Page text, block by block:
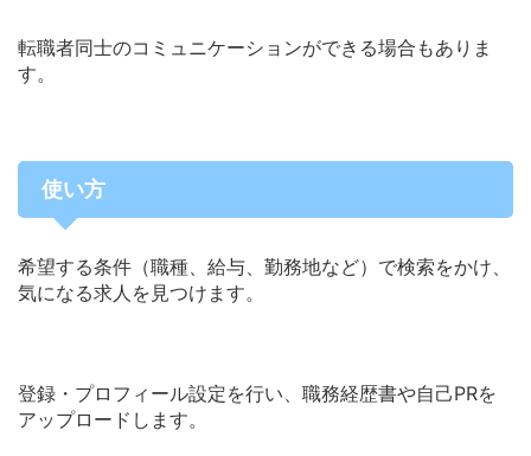
転職者同士のコミュニケーションができる場合もありま
す。
使い方
希望する条件（職種、給与、勤務地など）で検索をかけ、
気になる求人を見つけます。
登録・プロフィール設定を行い、職務経歴書や自己PRを
アップロードします。